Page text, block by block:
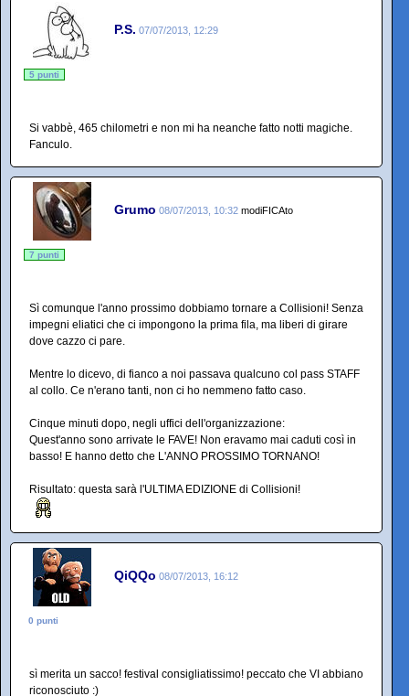
P.S. 07/07/2013, 12:29
5 punti
Si vabbè, 465 chilometri e non mi ha neanche fatto notti magiche.
Fanculo.
Grumo 08/07/2013, 10:32 modiFICAto
7 punti
Sì comunque l'anno prossimo dobbiamo tornare a Collisioni! Senza
impegni eliatici che ci impongono la prima fila, ma liberi di girare
dove cazzo ci pare.
Mentre lo dicevo, di fianco a noi passava qualcuno col pass STAFF
al collo. Ce n'erano tanti, non ci ho nemmeno fatto caso.
Cinque minuti dopo, negli uffici dell'organizzazione:
Quest'anno sono arrivate le FAVE! Non eravamo mai caduti così in
basso! E hanno detto che L'ANNO PROSSIMO TORNANO!
Risultato: questa sarà l'ULTIMA EDIZIONE di Collisioni!
QiQQo 08/07/2013, 16:12
0 punti
sì merita un sacco! festival consigliatissimo! peccato che VI abbiano
riconosciuto :)